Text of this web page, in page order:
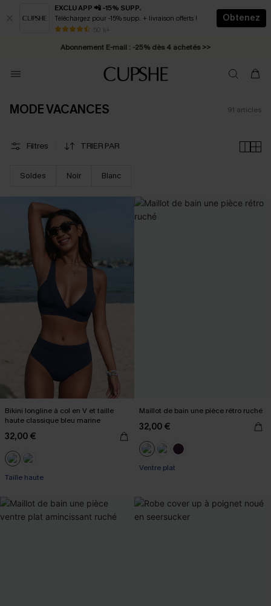
EXCLU APP 📲 -15% SUPP.
Téléchargez pour -15% supp. + livraison offerts !
50 k+
Obtenez
* Livraison éclair 2-3 jours ouvrés >>
Abonnement E-mail : -25% dès 4 achetés >>
MODE VACANCES 91 articles
Filtres TRIER PAR
Soldes Noir Blanc
Bikini longline à col en V et taille
haute classique bleu marine
32,00 €
Taille haute
Maillot de bain une pièce rétro ruché
32,00 €
Ventre plat